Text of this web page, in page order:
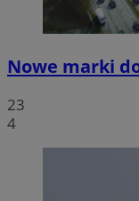
Nowe marki
23
4